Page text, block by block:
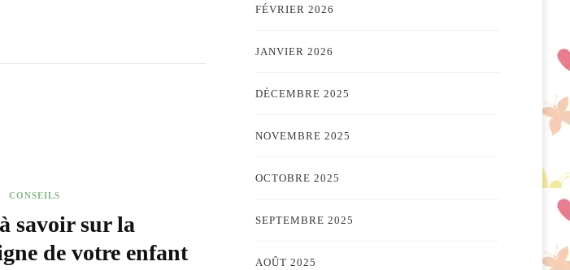
CONSEILS
savoir sur la
de votre enfant
FÉVRIER 2026
JANVIER 2026
DÉCEMBRE 2025
NOVEMBRE 2025
OCTOBRE 2025
SEPTEMBRE 2025
AOÛT 2025